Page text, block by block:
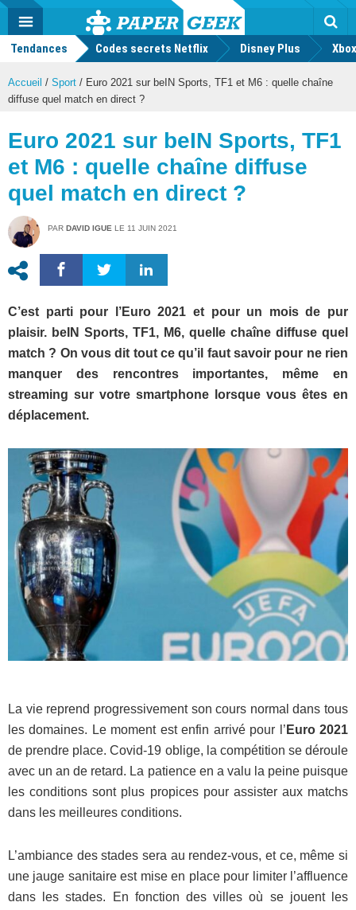
Actu
geek
MENU
Tendances Codes secrets Netflix Disney Plus
Accueil / Sport / Euro 2021 sur beIN Sports, TF1 et M6 : quelle chaîne
diffuse quel match en direct ?
Euro 2021 sur beIN Sports, TF1
et M6 : quelle chaîne diffuse
quel match en direct ?
PAR DAVID IGUE LE 11 JUIN 2021
C’est parti pour l’Euro 2021 et pour un mois de pur
plaisir. beIN Sports, TF1, M6, quelle chaîne diffuse quel
match ? On vous dit tout ce qu’il faut savoir pour ne rien
manquer des rencontres importantes, même en
streaming sur votre smartphone lorsque vous êtes en
déplacement.
La vie reprend progressivement son cours normal dans tous
les domaines. Le moment est enfin arrivé pour l’ Euro 2021
de prendre place. Covid-19 oblige, la compétition se déroule
avec un an de retard. La patience en a valu la peine puisque
les conditions sont plus propices pour assister aux matchs
dans les meilleures conditions.
L’ambiance des stades sera au rendez-vous, et ce, même si
une jauge sanitaire est mise en place pour limiter l’affluence
dans les stades. En fonction des villes où se jouent les
Mode
FacebookTwitter Youtube